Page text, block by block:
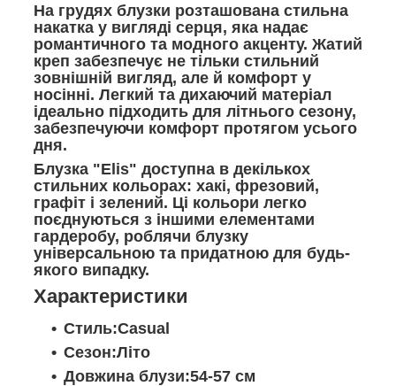
На грудях блузки розташована стильна
накатка у вигляді серця, яка надає
романтичного та модного акценту. Жатий
креп забезпечує не тільки стильний
зовнішній вигляд, але й комфорт у
носінні. Легкий та дихаючий матеріал
ідеально підходить для літнього сезону,
забезпечуючи комфорт протягом усього
дня.
Блузка "Elis" доступна в декількох
стильних кольорах: хакі, фрезовий,
графіт і зелений. Ці кольори легко
поєднуються з іншими елементами
гардеробу, роблячи блузку
універсальною та придатною для будь-
якого випадку.
Характеристики
Стиль:Casual
Сезон:Літо
Довжина блузи:54-57 см